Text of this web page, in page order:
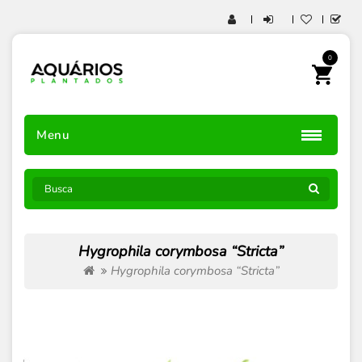
0
Menu
Hygrophila corymbosa “Stricta”
Hygrophila corymbosa “Stricta”